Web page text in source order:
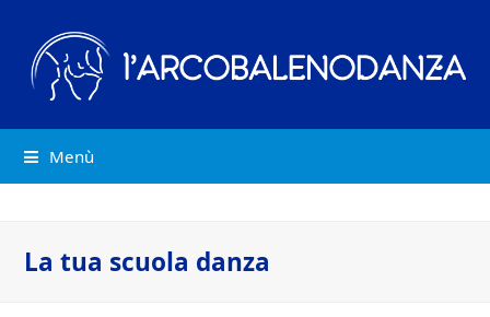
Menù
La tua scuola danza